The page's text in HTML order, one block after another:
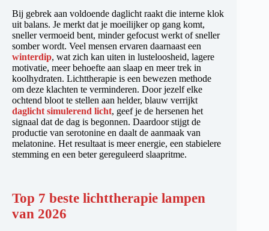
Bij gebrek aan voldoende daglicht raakt die interne klok
uit balans. Je merkt dat je moeilijker op gang komt,
sneller vermoeid bent, minder gefocust werkt of sneller
somber wordt. Veel mensen ervaren daarnaast een
winterdip, wat zich kan uiten in lusteloosheid, lagere
motivatie, meer behoefte aan slaap en meer trek in
koolhydraten. Lichttherapie is een bewezen methode
om deze klachten te verminderen. Door jezelf elke
ochtend bloot te stellen aan helder, blauw verrijkt
daglicht simulerend licht, geef je de hersenen het
signaal dat de dag is begonnen. Daardoor stijgt de
productie van serotonine en daalt de aanmaak van
melatonine. Het resultaat is meer energie, een stabielere
stemming en een beter gereguleerd slaapritme.
Top 7 beste lichttherapie lampen
van 2026